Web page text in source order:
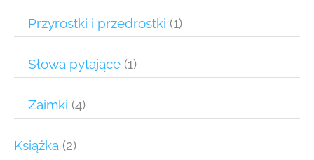
Przyrostki i przedrostki (1)
Słowa pytające (1)
Zaimki (4)
Książka (2)